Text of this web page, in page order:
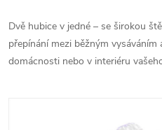
Dvě hubice v jedné – se širokou
přepínání mezi běžným
domácnosti nebo v interiéru